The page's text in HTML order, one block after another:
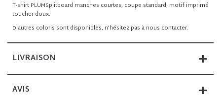
T-shirt PLUMSplitboard manches courtes, coupe standard, motif imprimé
toucher doux.
D'autres coloris sont disponibles, n'hésitez pas à nous contacter.
LIVRAISON
AVIS